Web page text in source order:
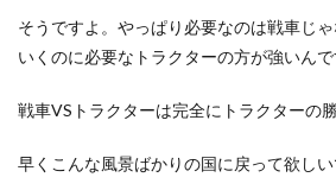
そうですよ。やっぱり必要なのは戦車じ
いくのに必要なトラクターの方が強いんで
戦車VSトラクターは完全にトラクターの
早くこんな風景ばかりの国に戻って欲しい